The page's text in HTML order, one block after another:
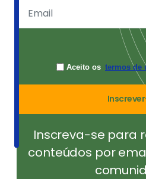
Aceito os termos de
Inscreva-se para
conteúdos por